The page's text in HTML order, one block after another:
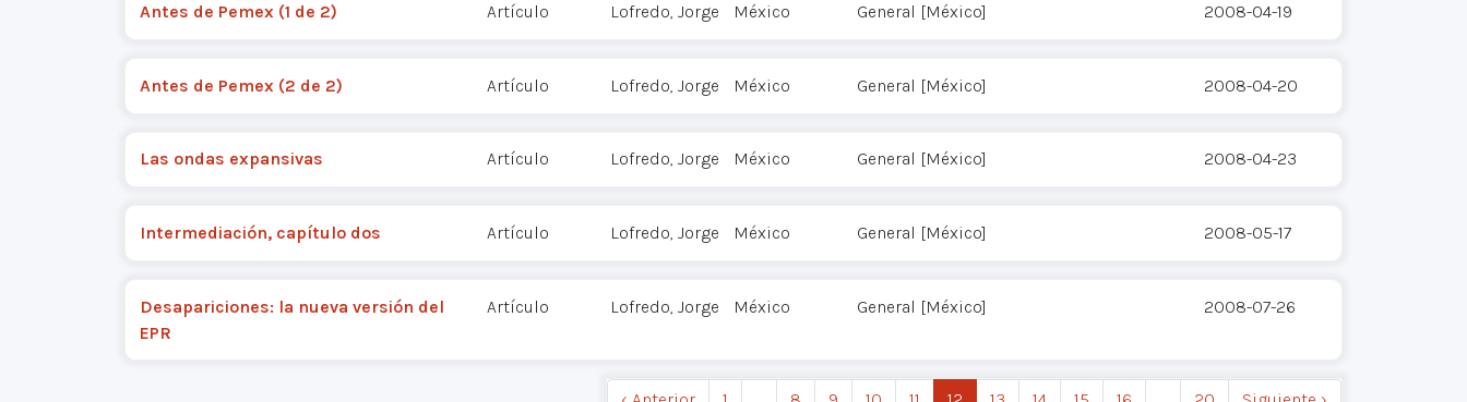
Antes de Pemex (1 de 2) Artículo Lofredo, Jorge México General [México] 2008-04-19
Antes de Pemex (2 de 2) Artículo Lofredo, Jorge México General [México] 2008-04-20
Las ondas expansivas Artículo Lofredo, Jorge México General [México] 2008-04-23
Intermediación, capítulo dos Artículo Lofredo, Jorge México General [México] 2008-05-17
Desapariciones: la nueva versión del
EPR
Artículo Lofredo, Jorge México General [México] 2008-07-26